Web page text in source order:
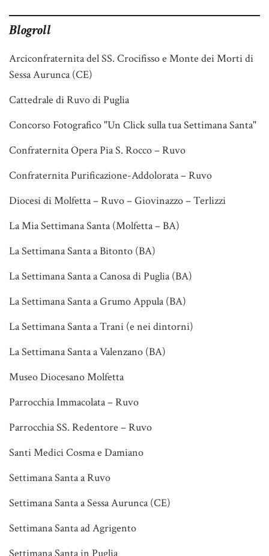
Blogroll
Arciconfraternita del SS. Crocifisso e Monte dei Morti di
Sessa Aurunca (CE)
Cattedrale di Ruvo di Puglia
Concorso Fotografico "Un Click sulla tua Settimana Santa"
Confraternita Opera Pia S. Rocco – Ruvo
Confraternita Purificazione-Addolorata – Ruvo
Diocesi di Molfetta – Ruvo – Giovinazzo – Terlizzi
La Mia Settimana Santa (Molfetta – BA)
La Settimana Santa a Bitonto (BA)
La Settimana Santa a Canosa di Puglia (BA)
La Settimana Santa a Grumo Appula (BA)
La Settimana Santa a Trani (e nei dintorni)
La Settimana Santa a Valenzano (BA)
Museo Diocesano Molfetta
Parrocchia Immacolata – Ruvo
Parrocchia SS. Redentore – Ruvo
Santi Medici Cosma e Damiano
Settimana Santa a Ruvo
Settimana Santa a Sessa Aurunca (CE)
Settimana Santa ad Agrigento